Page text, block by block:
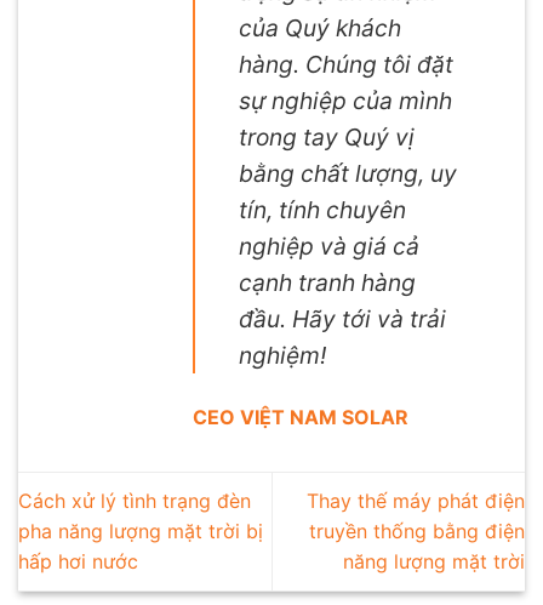
của Quý khách
hàng. Chúng tôi đặt
sự nghiệp của mình
trong tay Quý vị
bằng chất lượng, uy
tín, tính chuyên
nghiệp và giá cả
cạnh tranh hàng
đầu. Hãy tới và trải
nghiệm!
CEO VIỆT NAM SOLAR
Cách xử lý tình trạng đèn
pha năng lượng mặt trời bị
hấp hơi nước
Thay thế máy phát điện
truyền thống bằng điện
năng lượng mặt trời